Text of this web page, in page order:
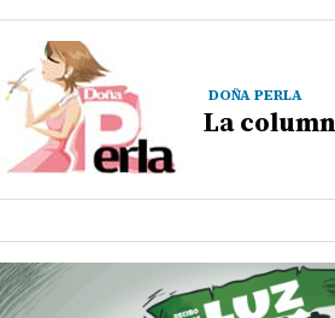
DOÑA PERLA
La